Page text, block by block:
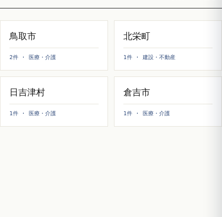
鳥取市
2件 · 医療・介護
北栄町
1件 · 建設・不動産
日吉津村
1件 · 医療・介護
倉吉市
1件 · 医療・介護